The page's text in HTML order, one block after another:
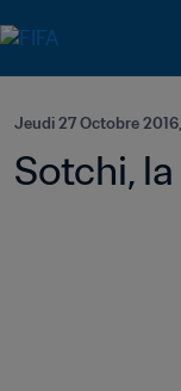
Jeudi 27 Octobre
Sotchi,